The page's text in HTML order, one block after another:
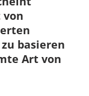
basieren
Art von